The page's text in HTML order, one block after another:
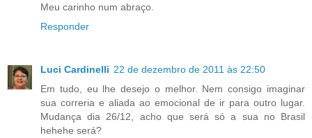
Meu carinho num abraço.
Responder
Luci Cardinelli 22 de dezembro de 2011 às 22:50
Em tudo, eu lhe desejo o melhor. Nem consigo imaginar
sua correria e aliada ao emocional de ir para outro lugar.
Mudança dia 26/12, acho que será só a sua no Brasil
hehehe será?